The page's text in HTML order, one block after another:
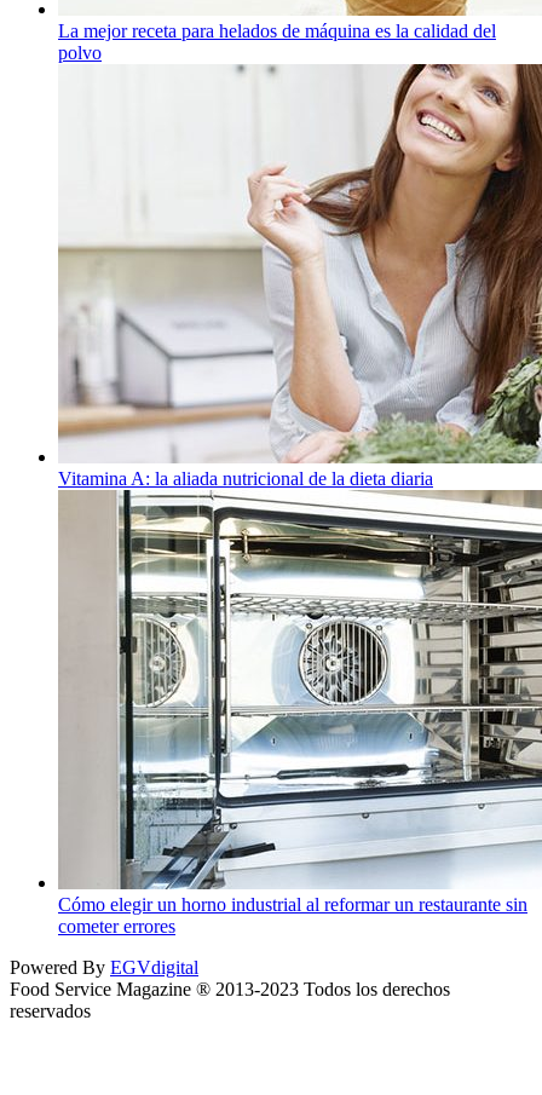
La mejor receta para helados de máquina es la calidad del
polvo
Vitamina A: la aliada nutricional de la dieta diaria
Cómo elegir un horno industrial al reformar un restaurante sin
cometer errores
Powered By EGVdigital
Food Service Magazine ® 2013-2023 Todos los derechos
reservados